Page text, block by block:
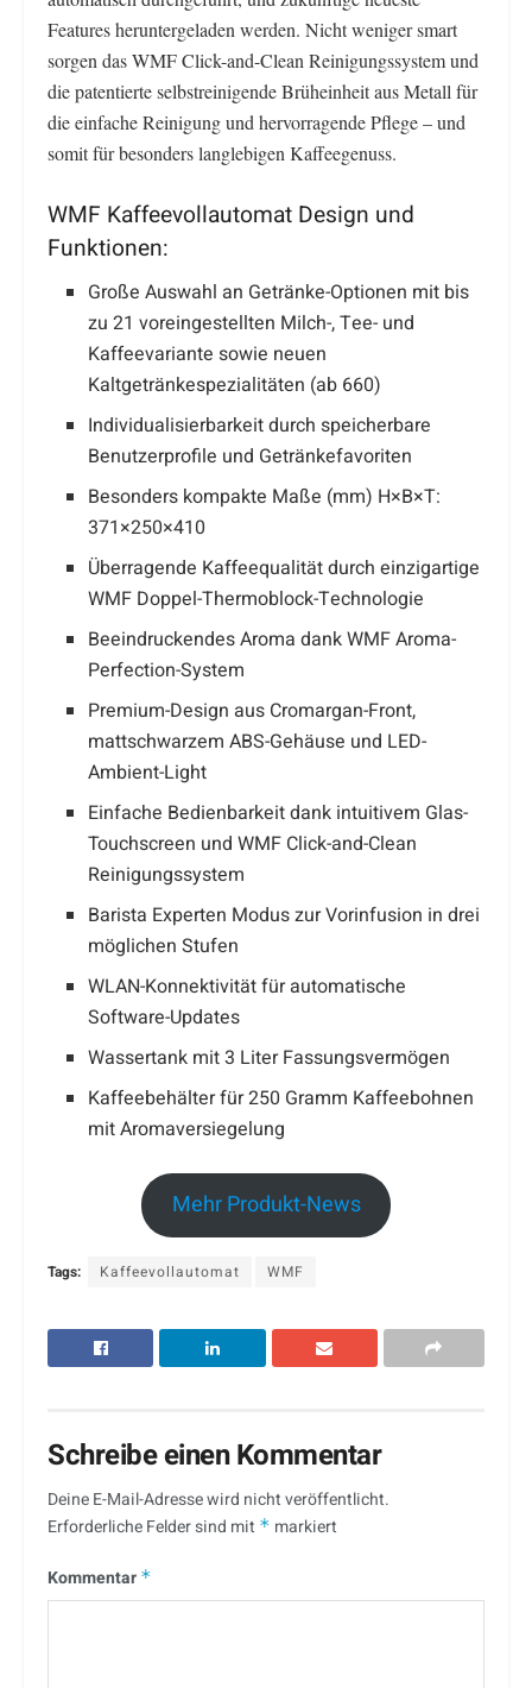
Features heruntergeladen werden. Nicht weniger smart
sorgen das WMF Click-and-Clean Reinigungssystem und
die patentierte selbstreinigende Brüheinheit aus Metall für
die einfache Reinigung und hervorragende Pflege – und
somit für besonders langlebigen Kaffeegenuss.
WMF Kaffeevollautomat Design und
Funktionen:
Große Auswahl an Getränke-Optionen mit bis
zu 21 voreingestellten Milch-, Tee- und
Kaffeevariante sowie neuen
Kaltgetränkespezialitäten (ab 660)
Individualisierbarkeit durch speicherbare
Benutzerprofile und Getränkefavoriten
Besonders kompakte Maße (mm) H×B×T:
371×250×410
Überragende Kaffeequalität durch einzigartige
WMF Doppel-Thermoblock-Technologie
Beeindruckendes Aroma dank WMF Aroma-
Perfection-System
Premium-Design aus Cromargan-Front,
mattschwarzem ABS-Gehäuse und LED-
Ambient-Light
Einfache Bedienbarkeit dank intuitivem Glas-
Touchscreen und WMF Click-and-Clean
Reinigungssystem
Barista Experten Modus zur Vorinfusion in drei
möglichen Stufen
WLAN-Konnektivität für automatische
Software-Updates
Wassertank mit 3 Liter Fassungsvermögen
Kaffeebehälter für 250 Gramm Kaffeebohnen
mit Aromaversiegelung
Mehr Produkt-News
Tags: Kaffeevollautomat WMF
Schreibe einen Kommentar
Deine E-Mail-Adresse wird nicht veröffentlicht.
Erforderliche Felder sind mit * markiert
Kommentar *